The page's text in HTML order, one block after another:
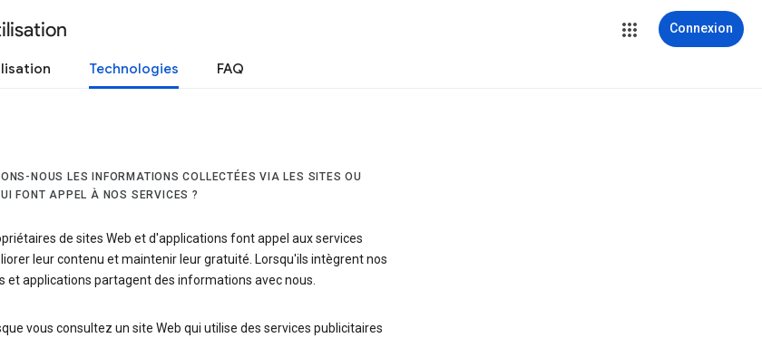
Connexion
Technologies FAQ
NOUS LES INFORMATIONS COLLECTÉES VIA LES SITES OU
FONT APPEL À NOS SERVICES ?
de sites Web et d'applications font appel aux services
leur contenu et maintenir leur gratuité. Lorsqu'ils intègrent nos
et applications partagent des informations avec nous.
vous consultez un site Web qui utilise des services publicitaires